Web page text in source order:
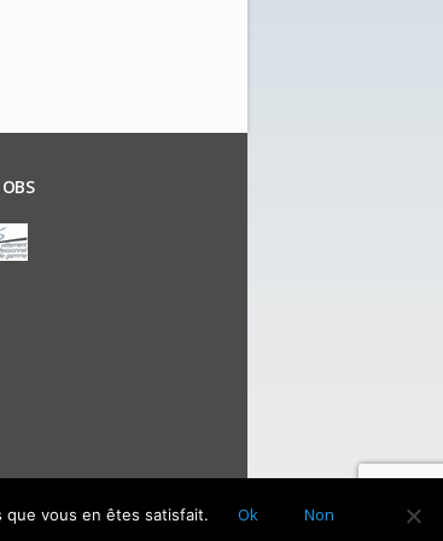
Mentions légales
que vous en êtes satisfait. Ok Non